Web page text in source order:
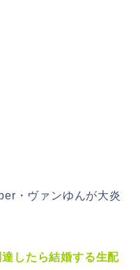
・ヴァンゆんが大炎
達したら結婚する生配